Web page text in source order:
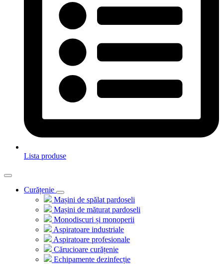
Lista produse
Curățenie
Mașini de spălat pardoseli
Mașini de măturat pardoseli
Monodiscuri și monoperii
Aspiratoare industriale
Aspiratoare profesionale
Cărucioare curățenie
Echipamente dezinfecție